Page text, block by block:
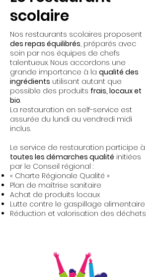
scolaire
Nos restaurants scolaires proposent
des repas équilibrés, préparés avec
soin par nos équipes de chefs
talentueux. Nous accordons une
grande importance à la qualité des
ingrédients utilisant autant que
possible des produits frais, locaux et
bio.
La restauration en self-service est
assurée du lundi au vendredi midi
inclus.
Le service de restauration participe à
toutes les démarches qualité initiées
par le Conseil régional :
« Charte Régionale Qualité »
Plan de maîtrise sanitaire
Achat de produits locaux
Lutte contre le gaspillage alimentaire
Réduction et valorisation des déchets